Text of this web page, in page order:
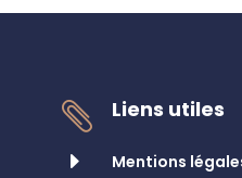

Liens utiles
E
Mentions